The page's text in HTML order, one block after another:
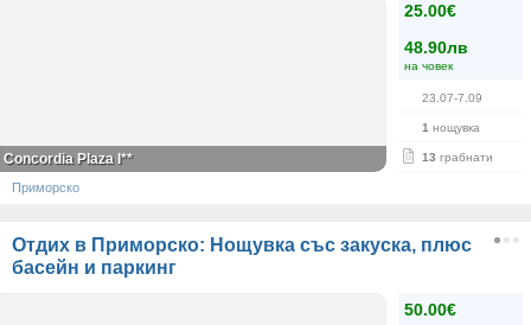
25.00€
48.90лв
на човек
23.07-7.09
1 нощувка
13 грабнати
Concordia Plaza I**
Приморско
Отдих в Приморско: Нощувка със закуска, плюс
басейн и паркинг
50.00€